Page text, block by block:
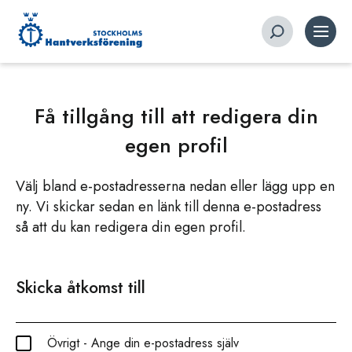
Få tillgång till att redigera din
egen profil
Välj bland e-postadresserna nedan eller lägg upp en
ny. Vi skickar sedan en länk till denna e-postadress
så att du kan redigera din egen profil.
Skicka åtkomst till
Övrigt - Ange din e-postadress själv